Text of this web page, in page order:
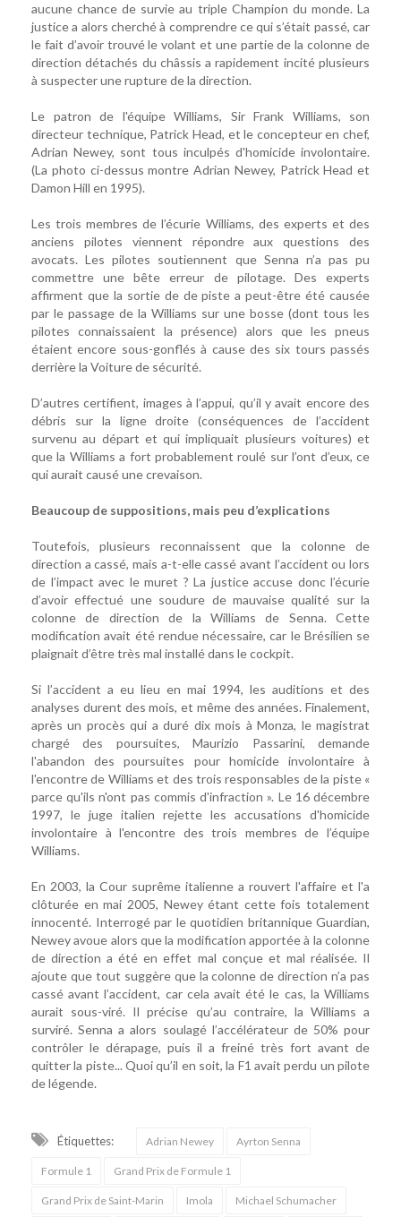
aucune chance de survie au triple Champion du monde. La
justice a alors cherché à comprendre ce qui s’était passé, car
le fait d’avoir trouvé le volant et une partie de la colonne de
direction détachés du châssis a rapidement incité plusieurs
à suspecter une rupture de la direction.
Le patron de l'équipe Williams, Sir Frank Williams, son
directeur technique, Patrick Head, et le concepteur en chef,
Adrian Newey, sont tous inculpés d'homicide involontaire.
(La photo ci-dessus montre Adrian Newey, Patrick Head et
Damon Hill en 1995).
Les trois membres de l’écurie Williams, des experts et des
anciens pilotes viennent répondre aux questions des
avocats. Les pilotes soutiennent que Senna n’a pas pu
commettre une bête erreur de pilotage. Des experts
affirment que la sortie de de piste a peut-être été causée
par le passage de la Williams sur une bosse (dont tous les
pilotes connaissaient la présence) alors que les pneus
étaient encore sous-gonflés à cause des six tours passés
derrière la Voiture de sécurité.
D’autres certifient, images à l’appui, qu’il y avait encore des
débris sur la ligne droite (conséquences de l’accident
survenu au départ et qui impliquait plusieurs voitures) et
que la Williams a fort probablement roulé sur l’ont d’eux, ce
qui aurait causé une crevaison.
Beaucoup de suppositions, mais peu d’explications
Toutefois, plusieurs reconnaissent que la colonne de
direction a cassé, mais a-t-elle cassé avant l’accident ou lors
de l’impact avec le muret ? La justice accuse donc l’écurie
d’avoir effectué une soudure de mauvaise qualité sur la
colonne de direction de la Williams de Senna. Cette
modification avait été rendue nécessaire, car le Brésilien se
plaignait d’être très mal installé dans le cockpit.
Si l’accident a eu lieu en mai 1994, les auditions et des
analyses durent des mois, et même des années. Finalement,
après un procès qui a duré dix mois à Monza, le magistrat
chargé des poursuites, Maurizio Passarini, demande
l'abandon des poursuites pour homicide involontaire à
l'encontre de Williams et des trois responsables de la piste «
parce qu'ils n'ont pas commis d'infraction ». Le 16 décembre
1997, le juge italien rejette les accusations d'homicide
involontaire à l'encontre des trois membres de l’équipe
Williams.
En 2003, la Cour suprême italienne a rouvert l'affaire et l'a
clôturée en mai 2005, Newey étant cette fois totalement
innocenté. Interrogé par le quotidien britannique Guardian,
Newey avoue alors que la modification apportée à la colonne
de direction a été en effet mal conçue et mal réalisée. Il
ajoute que tout suggère que la colonne de direction n’a pas
cassé avant l’accident, car cela avait été le cas, la Williams
aurait sous-viré. Il précise qu’au contraire, la Williams a
surviré. Senna a alors soulagé l’accélérateur de 50% pour
contrôler le dérapage, puis il a freiné très fort avant de
quitter la piste... Quoi qu’il en soit, la F1 avait perdu un pilote
de légende.
Étiquettes: Adrian Newey Ayrton Senna
Formule 1 Grand Prix de Formule 1
Grand Prix de Saint-Marin Imola Michael Schumacher